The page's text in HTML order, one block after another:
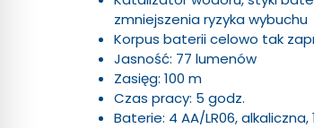
zmniejszenia ryzyka wybuchu
Korpus baterii celowo tak
Jasność: 77 lumenów
Zasięg: 100 m
Czas pracy: 5 godz.
Baterie: 4 AA/LR06,